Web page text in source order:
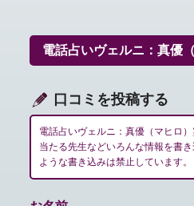
ー
シ
ン
電話占いヴェルニ：真優
口コミを投稿する
電話占いヴェルニ：真優（マヒロ
当たる先生などいろんな情報を書
ような書き込みは禁止しています。